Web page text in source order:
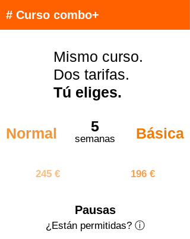
# Curso combo+
Mismo curso.
Dos tarifas.
Tú eliges.
Normal 5
semanas
Básica
245 € 196 €
Pausas
¿Están permitidas? ⓘ